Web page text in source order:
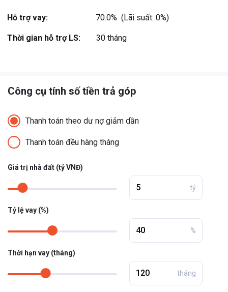
Xem thêm
Hỗ trợ vay: 70.0%  (Lãi suất: 0%)
Thời gian hỗ trợ LS: 30 tháng
Công cụ tính số tiền trả góp
Thanh toán theo dư nợ giảm dần
Thanh toán đều hàng tháng
Giá trị nhà đất (tỷ VNĐ)
tỷ
Tỷ lệ vay (%)
%
Thời hạn vay (tháng)
tháng